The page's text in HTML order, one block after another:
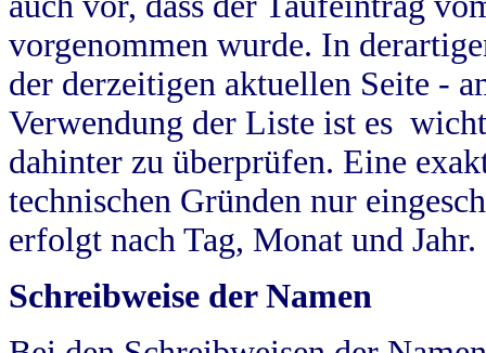
vorgenommen wurde. In
der derzeitigen aktuellen Seite -
Verwendung der Liste ist es
dahinter zu überprüfen. Eine
technischen Gründen nur
erfolgt nach Tag, Monat und Jahr.
Schreibweise der Namen